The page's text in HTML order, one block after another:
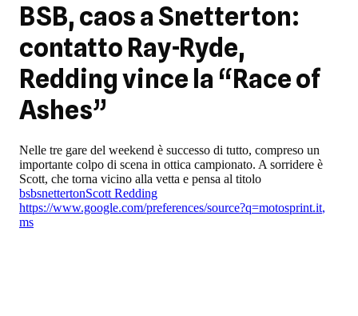
BSB, caos a Snetterton:
contatto Ray-Ryde,
Redding vince la “Race of
Ashes”
Nelle tre gare del weekend è successo di tutto, compreso un
importante colpo di scena in ottica campionato. A sorridere è
Scott, che torna vicino alla vetta e pensa al titolo
bsbsnettertonScott Redding
https://www.google.com/preferences/source?q=motosprint.it,
ms